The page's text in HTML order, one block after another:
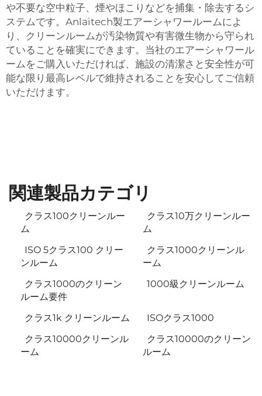
や不要な空中粒子、煙やほこりなどを捕集・除去するシ
ステムです。Anlaitech製エアーシャワールームによ
り、クリーンルームが汚染物質や有害微生物から守られ
ていることを確実にできます。当社のエアーシャワール
ームをご購入いただければ、施設の清潔さと安全性が可
能な限り最高レベルで維持されることを安心してご信頼
いただけます。
関連製品カテゴリ
クラス100クリーンルー
ム
クラス10万クリーンルー
ム
ISO 5クラス100 クリー
ンルーム
クラス1000クリーンル
ーム
クラス1000のクリーン
ルーム要件
1000級クリーンルーム
クラス1k クリーンルーム
ISOクラス1000
クラス10000クリーンル
ーム
クラス10000のクリーン
ルーム